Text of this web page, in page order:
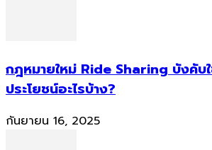
กฎหมายใหม่ Ride Sharing บังคับใ
ประโยชน์อะไรบ้าง?
กันยายน 16, 2025